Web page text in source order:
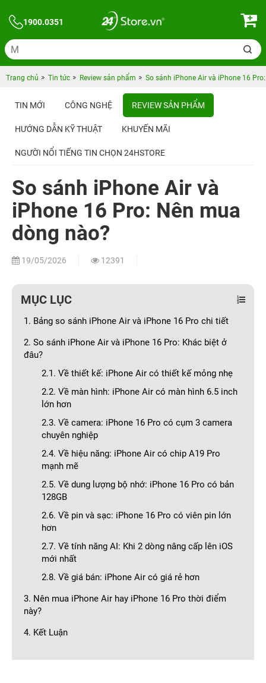
1900.0351
Trang chủ Tin tức Review sản phẩm So sánh iPhone Air và iPhone 16
TIN MỚI CÔNG NGHỆ REVIEW SẢN PHẨM
HƯỚNG DẪN KỸ THUẬT KHUYẾN MÃI
NGƯỜI NỔI TIẾNG TIN CHỌN 24HSTORE
So sánh iPhone Air và
iPhone 16 Pro: Nên mua
dòng nào?
19/05/2026 12391
MỤC LỤC
1. Bảng so sánh iPhone Air và iPhone 16 Pro chi tiết
2. So sánh iPhone Air và iPhone 16 Pro: Khác biệt ở
đâu?
2.1. Về thiết kế: iPhone Air có thiết kế mỏng nhẹ
2.2. Về màn hình: iPhone Air có màn hình 6.5 inch
lớn hơn
2.3. Về camera: iPhone 16 Pro có cụm 3 camera
chuyên nghiệp
2.4. Về hiệu năng: iPhone Air có chip A19 Pro
mạnh mẽ
2.5. Về dung lượng bộ nhớ: iPhone 16 Pro có bản
128GB
2.6. Về pin và sạc: iPhone 16 Pro có viên pin lớn
hơn
2.7. Về tính năng AI: Khi 2 dòng nâng cấp lên iOS
mới nhất
2.8. Về giá bán: iPhone Air có giá rẻ hơn
3. Nên mua iPhone Air hay iPhone 16 Pro thời điểm
này?
4. Kết Luận